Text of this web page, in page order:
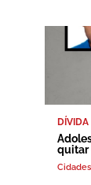
quitar
Cidades